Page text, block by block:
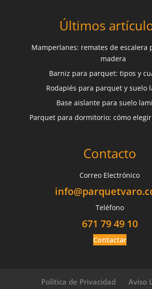
Últimos
Mamperlanes: remates de escalera
madera
Barniz para parquet: tipos y
Rodapiés para parquet y suelo
Base aislante para suelo
Parquet para dormitorio: cómo
Contacto
Correo Electrónico
Teléfono
671 79 49 10
Contactar
Política de Privacidad
Aviso